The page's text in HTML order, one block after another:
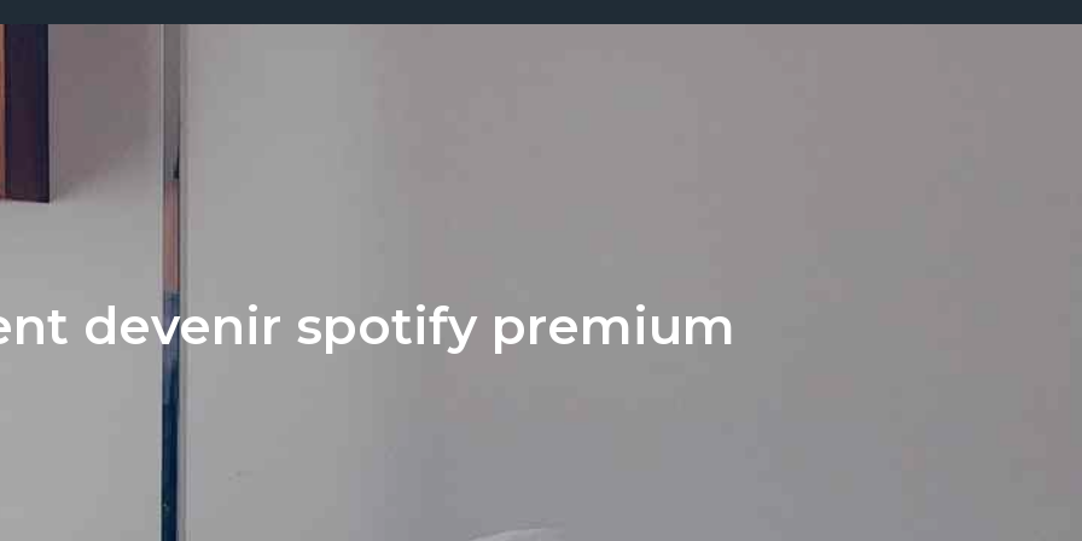
devenir spotify premium